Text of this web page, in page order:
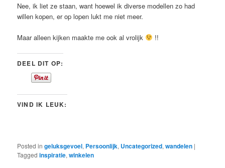
Nee, ik liet ze staan, want hoewel ik diverse modellen zo had
willen kopen, er op lopen lukt me niet meer.
Maar alleen kijken maakte me ook al vrolijk !!
DEEL DIT OP:
VIND IK LEUK:
Posted in geluksgevoel, Persoonlijk, Uncategorized,wandelen |
Tagged inspiratie,winkelen